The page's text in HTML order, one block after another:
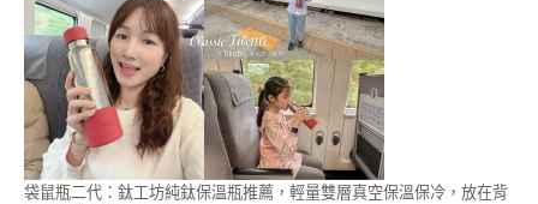
袋鼠瓶二代：鈦工坊純鈦保溫瓶推薦，輕量雙層真空保溫保冷，放在背